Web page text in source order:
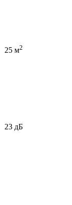
25 м2
23 дБ